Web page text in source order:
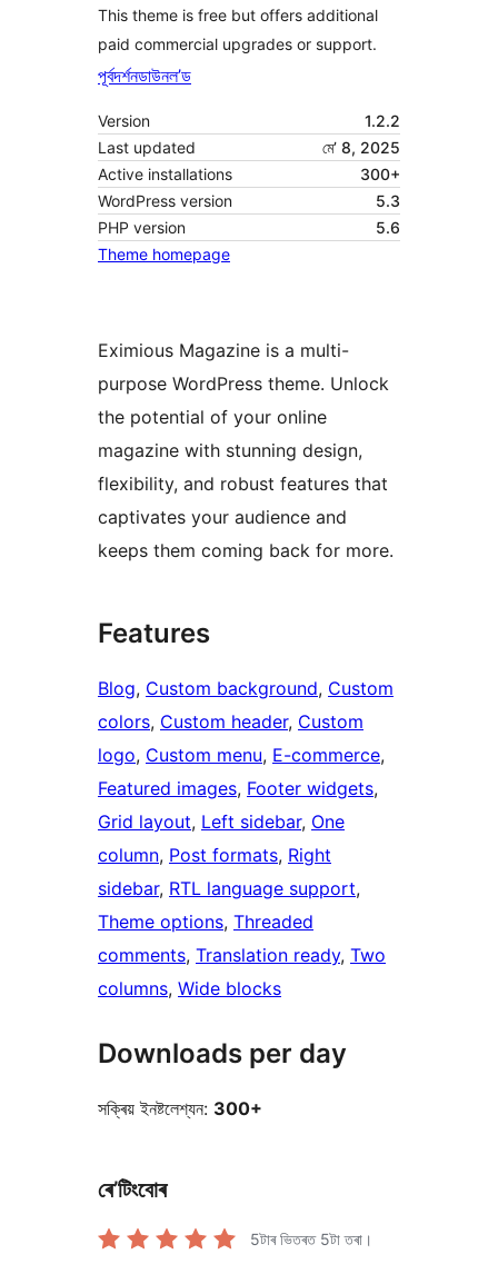
This theme is free but offers additional
paid commercial upgrades or support.
পূৰ্বদৰ্শনডাউনল’ড
Version
1.2.2
Last updated
মে’ 8, 2025
Active installations
300+
WordPress version
5.3
PHP version
5.6
Theme homepage
Eximious Magazine is a multi-
purpose WordPress theme. Unlock
the potential of your online
magazine with stunning design,
flexibility, and robust features that
captivates your audience and
keeps them coming back for more.
Features
Blog, Custom background, Custom
colors, Custom header, Custom
logo, Custom menu, E-commerce
Featured images, Footer widgets
Grid layout, Left sidebar, One
column, Post formats, Right
sidebar, RTL language support
Theme options, Threaded
comments, Translation ready, Two
columns, Wide blocks
Downloads per day
সক্ৰিয় ইনষ্টলেশ্যন: 300+
ৰে’টিংবোৰ
5টাৰ ভিতৰত 5টা তৰা।